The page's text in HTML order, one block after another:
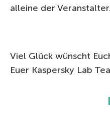
alleine der Veranstalter.
Viel Glück wünscht
Euer Kaspersky Lab